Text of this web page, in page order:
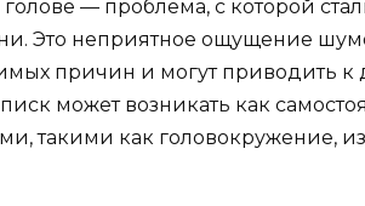
— проблема, с которой
Это неприятное ощущение
причин и могут приводить
может возникать как
такими как головокружение,